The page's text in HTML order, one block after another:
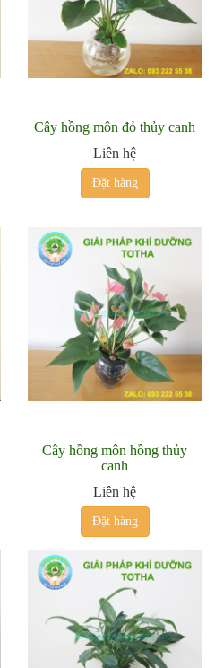
Cây hồng môn đỏ thủy canh
Liên hệ
Đặt hàng
Cây hồng môn hồng thủy
canh
Liên hệ
Đặt hàng